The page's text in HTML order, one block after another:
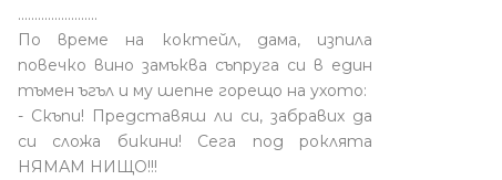
........................
По време на коктейл, дама, изпила
повечко вино замъква съпруга си в един
тъмен ъгъл и му шепне горещо на ухото:
- Скъпи! Представяш ли си, забравих да
си сложа бикини! Сега под роклята
НЯМАМ НИЩО!!!